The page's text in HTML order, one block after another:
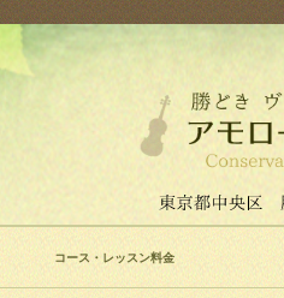
コース・レッスン料金